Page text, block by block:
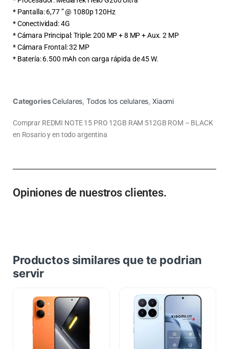
* Pantalla: 6,77 ” @ 1080p 120Hz
* Conectividad: 4G
* Cámara Principal: Triple: 200 MP + 8 MP + Aux. 2 MP
* Cámara Frontal: 32 MP
* Batería: 6.500 mAh con carga rápida de 45 W.
CategoriesCelulares, Todos los celulares,Xiaomi
Comprar REDMI NOTE 15 PRO 12GB RAM 512GB ROM – BLACK
en Rosario y en todo argentina
Opiniones de nuestros clientes.
Productos similares que te podrian
servir